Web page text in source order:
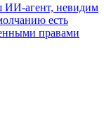
ИИ-агент, невидим
есть
правами